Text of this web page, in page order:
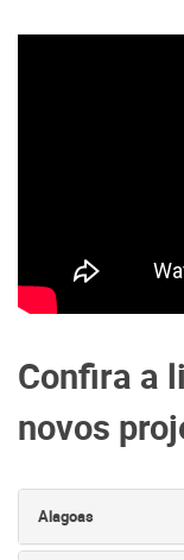
Confira a
novos
Alagoas